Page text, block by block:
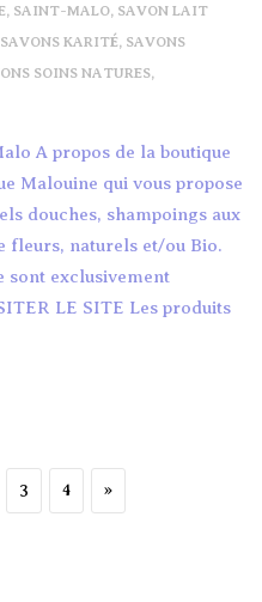
, SAINT-MALO, SAVON LAIT
SAVONS KARITÉ, SAVONS
SOINS NATURES,
A propos de la boutique
Malouine qui vous propose
douches, shampoings aux
fleurs, naturels et/ou Bio.
sont exclusivement
LE SITE Les produits
Page
3 Page
4 Next page
»